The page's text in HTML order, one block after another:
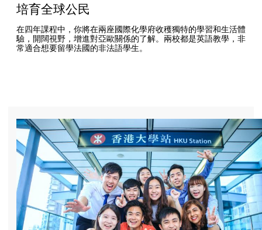
培育全球公民
在四年課程中，你將在兩座國際化學府收穫獨特的學習和生活體
驗，開闊視野，增進對亞歐關係的了解。兩校都是英語教學，非
常適合想要留學法國的非法語學生。